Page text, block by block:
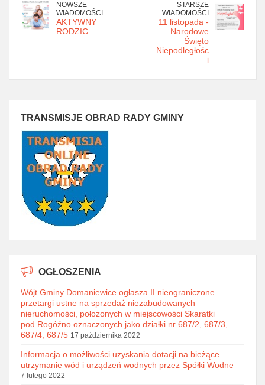
NOWSZE
WIADOMOŚCI
AKTYWNY
RODZIC
STARSZE
WIADOMOŚCI
11 listopada -
Narodowe
Święto
Niepodległośc
i
TRANSMISJE OBRAD RADY GMINY
OGŁOSZENIA
Wójt Gminy Domaniewice ogłasza II nieograniczone
przetargi ustne na sprzedaż niezabudowanych
nieruchomości, położonych w miejscowości Skaratki
pod Rogóźno oznaczonych jako działki nr 687/2, 687/3,
687/4, 687/5 17 października 2022
Informacja o możliwości uzyskania dotacji na bieżące
utrzymanie wód i urządzeń wodnych przez Spółki Wodne
7 lutego 2022